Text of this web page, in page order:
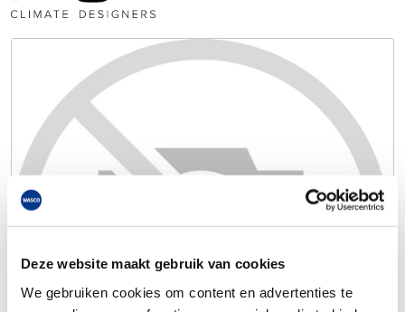
Deze website maakt gebruik van cookies
We gebruiken cookies om content en advertenties te